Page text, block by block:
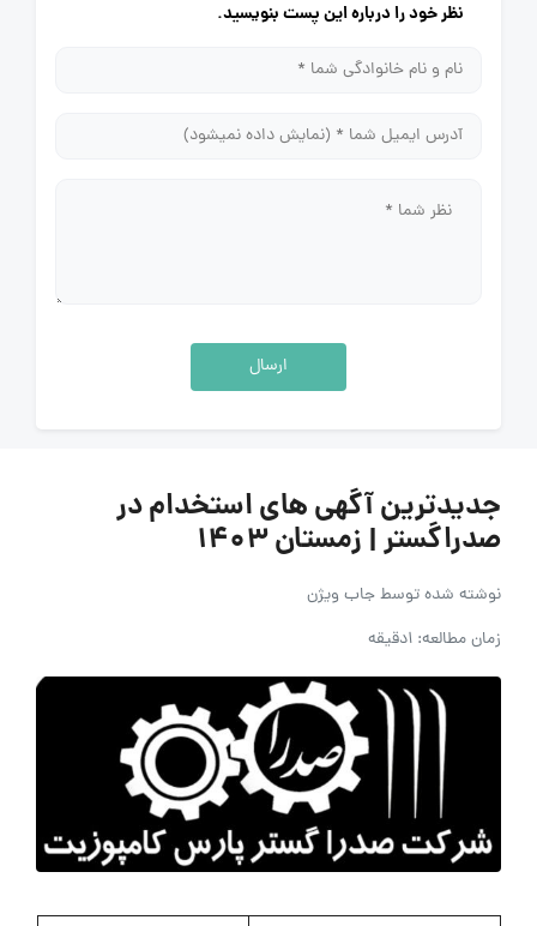
نظر خود را درباره این پست بنویسید.
ارسال
جدیدترین آگهی های استخدام در
صدراگستر | زمستان ۱۴۰۳
نوشته شده توسطجاب ویژن
زمان مطالعه: 1دقیقه